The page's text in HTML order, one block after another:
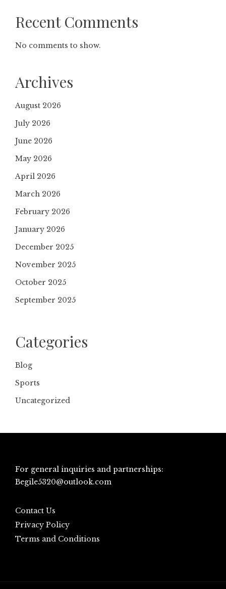
Recent Comments
No comments to show.
Archives
August 2026
July 2026
June 2026
May 2026
April 2026
March 2026
February 2026
January 2026
December 2025
November 2025
October 2025
September 2025
Categories
Blog
Sports
Uncategorized
For general inquiries and partnerships:
Begile5320@outlook.com
Contact Us
Privacy Policy
Terms and Conditions